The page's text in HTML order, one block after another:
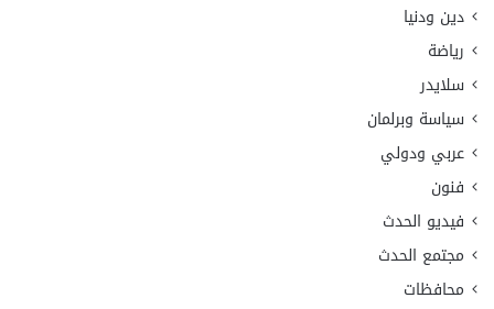
دين ودنيا
رياضة
سلايدر
سياسة وبرلمان
عربي ودولي
فنون
فيديو الحدث
مجتمع الحدث
محافظات